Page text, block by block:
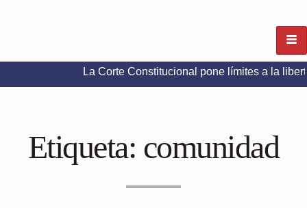
La Corte Constitucional pone límites a la libertad de
Etiqueta: comunidad